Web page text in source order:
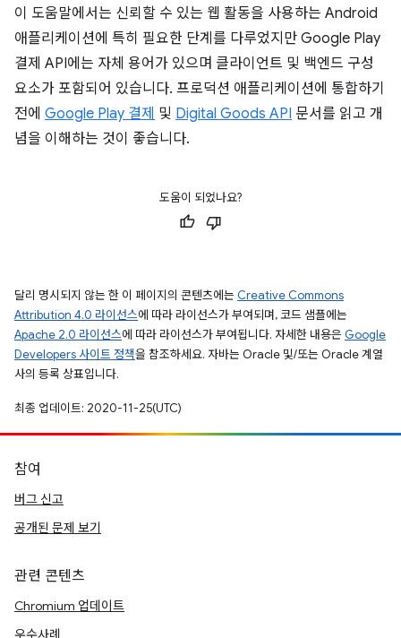
이 도움말에서는 신뢰할 수 있는 웹 활동을 사용하는 Android
애플리케이션에 특히 필요한 단계를 다루었지만 Google Play
결제 API에는 자체 용어가 있으며 클라이언트 및 백엔드 구성
요소가 포함되어 있습니다. 프로덕션 애플리케이션에 통합하기
전에 Google Play 결제 및 Digital Goods API 문서를 읽고 개
념을 이해하는 것이 좋습니다.
도움이 되었나요?
달리 명시되지 않는 한 이 페이지의 콘텐츠에는 Creative Commons
Attribution 4.0 라이선스에 따라 라이선스가 부여되며, 코드 샘플에는
Apache 2.0 라이선스에 따라 라이선스가 부여됩니다. 자세한 내용은 Google
Developers 사이트 정책을 참조하세요. 자바는 Oracle 및/또는 Oracle 계열
사의 등록 상표입니다.
최종 업데이트: 2020-11-25(UTC)
참여
버그 신고
공개된 문제 보기
관련 콘텐츠
Chromium 업데이트
우수사례